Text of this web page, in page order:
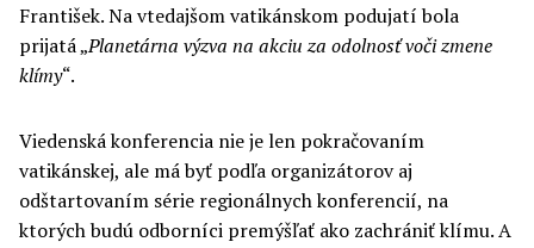
František. Na vtedajšom vatikánskom podujatí bola
prijatá „Planetárna výzva na akciuza odolnosť voči zmene
klímy“.
Viedenská konferencia nie je len pokračovaním
vatikánskej, ale má byť podľa organizátorov aj
odštartovaním série regionálnych konferencií, na
ktorých budú odborníci premýšľať ako zachrániť klímu. A